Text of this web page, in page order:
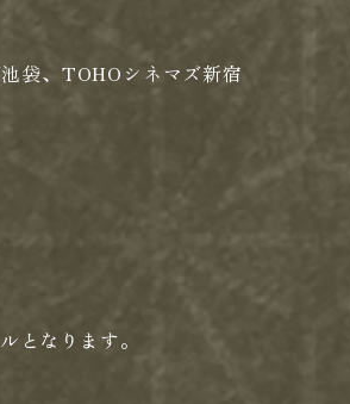
、TOHOシネマズ新宿
となります。